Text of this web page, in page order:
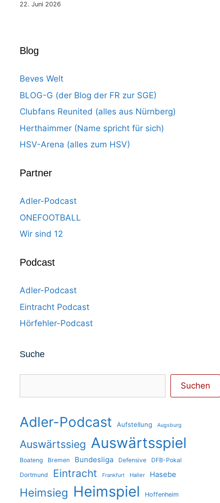
22. Juni 2026
Blog
Beves Welt
BLOG-G (der Blog der FR zur SGE)
Clubfans Reunited (alles aus Nürnberg)
Herthaimmer (Name spricht für sich)
HSV-Arena (alles zum HSV)
Partner
Adler-Podcast
ONEFOOTBALL
Wir sind 12
Podcast
Adler-Podcast
Eintracht Podcast
Hörfehler-Podcast
Suche
Suchen
Adler-Podcast Aufstellung Augsburg
Auswärtssieg Auswärtsspiel
Boateng Bremen Bundesliga Defensive
DFB-Pokal
Dortmund
Eintracht Frankfurt Haller Hasebe
Heimsieg Heimspiel Hoffenheim